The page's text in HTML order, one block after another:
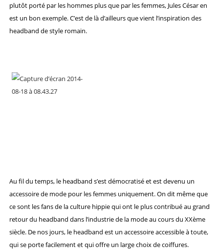
plutôt porté par les hommes plus que par les femmes, Jules César en
est un bon exemple. C’est de là d’ailleurs que vient l’inspiration des
headband de style romain.
Au fil du temps, le headband s’est démocratisé et est devenu un
accessoire de mode pour les femmes uniquement. On dit même que
ce sont les fans de la culture hippie qui ont le plus contribué au grand
retour du headband dans l’industrie de la mode au cours du XXème
siècle. De nos jours, le headband est un accessoire accessible à toute,
qui se porte facilement et qui offre un large choix de coiffures.